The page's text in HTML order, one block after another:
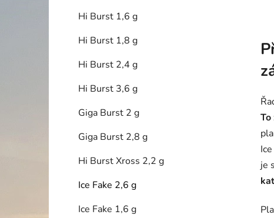
Hi Burst 1,6 g
Hi Burst 1,8 g
Hi Burst 2,4 g
Hi Burst 3,6 g
Giga Burst 2 g
Giga Burst 2,8 g
Hi Burst Xross 2,2 g
Ice Fake 2,6 g
Ice Fake 1,6 g
To
je